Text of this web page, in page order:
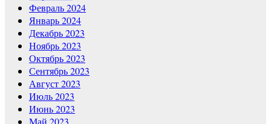
Февраль 2024
Январь 2024
Декабрь 2023
Ноябрь 2023
Октябрь 2023
Сентябрь 2023
Август 2023
Июль 2023
Июнь 2023
Май 2023